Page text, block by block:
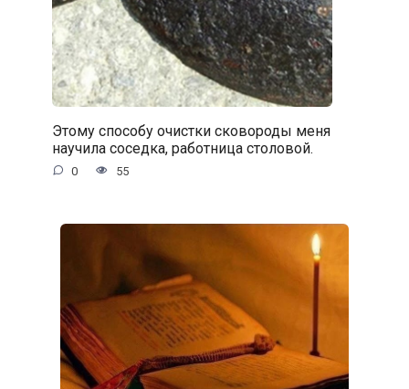
Этому способу очистки сковороды меня
научила соседка, работница столовой.
0 55